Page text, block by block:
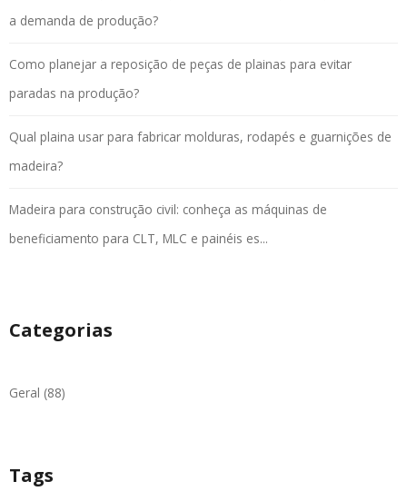
a demanda de produção?
Como planejar a reposição de peças de plainas para evitar
paradas na produção?
Qual plaina usar para fabricar molduras, rodapés e guarnições de
madeira?
Madeira para construção civil: conheça as máquinas de
beneficiamento para CLT, MLC e painéis es...
Categorias
Geral (88)
Tags